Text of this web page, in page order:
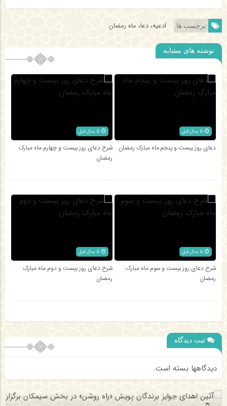
برچسب ها ادعیه، دعا، ماه رمضان
نوشته های مشابه
دعای روز بیست و پنجم ماه مبارک رمضان
شرح دعای روز بیست و چهارم ماه مبارک
رمضان
شرح دعای روز بیست و سوم ماه مبارک
رمضان
شرح دعای روز بیست و دوم ماه مبارک
رمضان
ثبت دیدگاه
دیدگاهها بسته است.